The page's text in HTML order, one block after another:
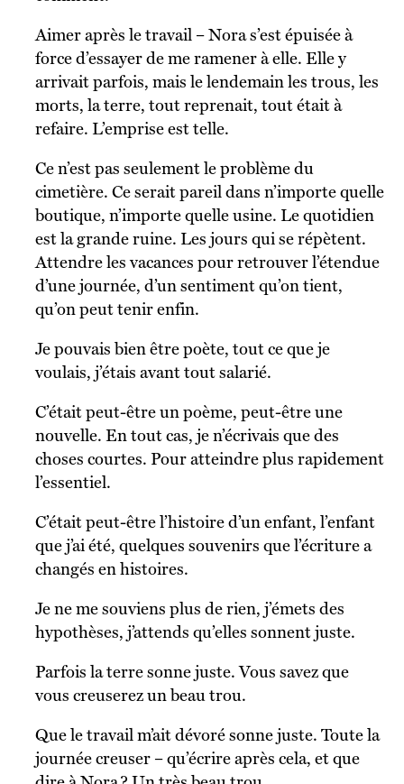
Aimer après le travail – Nora s’est épuisée à
force d’essayer de me ramener à elle. Elle y
arrivait parfois, mais le lendemain les trous, les
morts, la terre, tout reprenait, tout était à
refaire. L’emprise est telle.
Ce n’est pas seulement le problème du
cimetière. Ce serait pareil dans n’importe quelle
boutique, n’importe quelle usine. Le quotidien
est la grande ruine. Les jours qui se répètent.
Attendre les vacances pour retrouver l’étendue
d’une journée, d’un sentiment qu’on tient,
qu’on peut tenir enfin.
Je pouvais bien être poète, tout ce que je
voulais, j’étais avant tout salarié.
C’était peut-être un poème, peut-être une
nouvelle. En tout cas, je n’écrivais que des
choses courtes. Pour atteindre plus rapidement
l’essentiel.
C’était peut-être l’histoire d’un enfant, l’enfant
que j’ai été, quelques souvenirs que l’écriture a
changés en histoires.
Je ne me souviens plus de rien, j’émets des
hypothèses, j’attends qu’elles sonnent juste.
Parfois la terre sonne juste. Vous savez que
vous creuserez un beau trou.
Que le travail m’ait dévoré sonne juste. Toute la
journée creuser – qu’écrire après cela, et que